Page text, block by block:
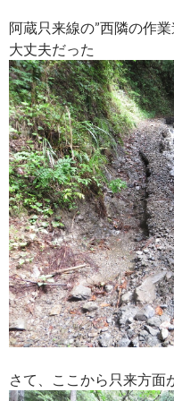
阿蔵只来線の”西隣の作
大丈夫だった
さて、ここから只来方面